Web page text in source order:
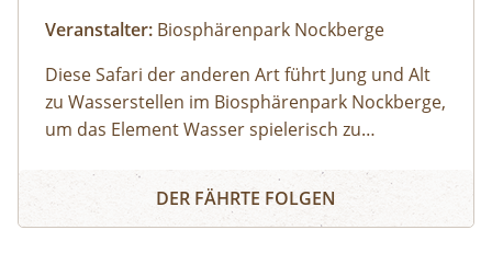
Veranstalter: Biosphärenpark Nockberge
Diese Safari der anderen Art führt Jung und Alt
zu Wasserstellen im Biosphärenpark Nockberge,
um das Element Wasser spielerisch zu
Biosphärenpark-Ranger ganz genau, wie sich die
Tier- und Pflanzenwelt an den Lebensraum
Wassersafari im Biosphärenpark Nockberge
DER FÄHRTE FOLGEN